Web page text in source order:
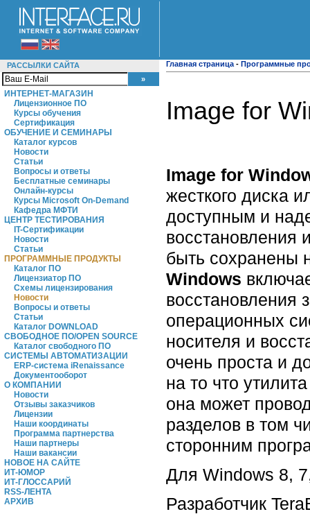
РАССЫЛКИ САЙТА
ИНТЕРНЕТ-МАГАЗИН
Лицензионное ПО
Курсы обучения
Сертификация
ОБУЧЕНИЕ И СЕМИНАРЫ
Каталог курсов
Новости
Статьи
Вопросы и ответы
Бесплатные семинары
Онлайн-курсы
Курсы Microsoft On-Demand
Кафедра МФТИ
ЦЕНТР ТЕСТИРОВАНИЯ
IT-Сертификации
Новости
Статьи
ПРОГРАММНЫЕ ПРОДУКТЫ
Каталог ПО
Лицензиатор ПО
Схемы лицензирования
Новости
Вопросы и ответы
Статьи
Каталог DOWNLOAD
СВОБОДНОЕ ПО/OPEN SOURCE
Каталог свободного ПО
СИСТЕМЫ АВТОМАТИЗАЦИИ
ERP-система iRenaissance
Документооборот
О КОМПАНИИ
Новости
Отзывы заказчиков
Лицензии
Наши координаты
Программа партнерства
Наши партнеры
Наши вакансии
НОВОЕ НА САЙТЕ
ИТ-ЮМОР
ИТ-ГЛОССАРИЙ
RSS-ЛЕНТА
АРХИВ
Главная страница - Программные
Image for
Image for
жесткого диска
доступным и
восстановления
быть сохранены
Windows
восстановления
операционных
носителя и
очень проста и
на то что
она может
разделов в том
сторонним
Для Windows 8,
Разработчик